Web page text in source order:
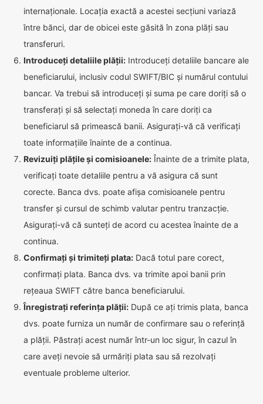
internaționale. Locația exactă a acestei secțiuni variază
între bănci, dar de obicei este găsită în zona plăți sau
transferuri.
Introduceți detaliile plății: Introduceți detaliile bancare ale
beneficiarului, inclusiv codul SWIFT/BIC și numărul contului
bancar. Va trebui să introduceți și suma pe care doriți să o
transferați și să selectați moneda în care doriți ca
beneficiarul să primească banii. Asigurați-vă că verificați
toate informațiile înainte de a continua.
Revizuiți plățile și comisioanele: Înainte de a trimite plata,
verificați toate detaliile pentru a vă asigura că sunt
corecte. Banca dvs. poate afișa comisioanele pentru
transfer și cursul de schimb valutar pentru tranzacție.
Asigurați-vă că sunteți de acord cu acestea înainte de a
continua.
Confirmați și trimiteți plata: Dacă totul pare corect,
confirmați plata. Banca dvs. va trimite apoi banii prin
rețeaua SWIFT către banca beneficiarului.
Înregistrați referința plății: După ce ați trimis plata, banca
dvs. poate furniza un număr de confirmare sau o referință
a plății. Păstrați acest număr într-un loc sigur, în cazul în
care aveți nevoie să urmăriți plata sau să rezolvați
eventuale probleme ulterior.